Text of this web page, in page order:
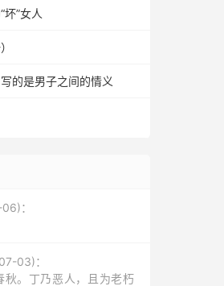
”女人
的是男子之间的情义
：
03)：
秋。丁乃恶人，且为老朽